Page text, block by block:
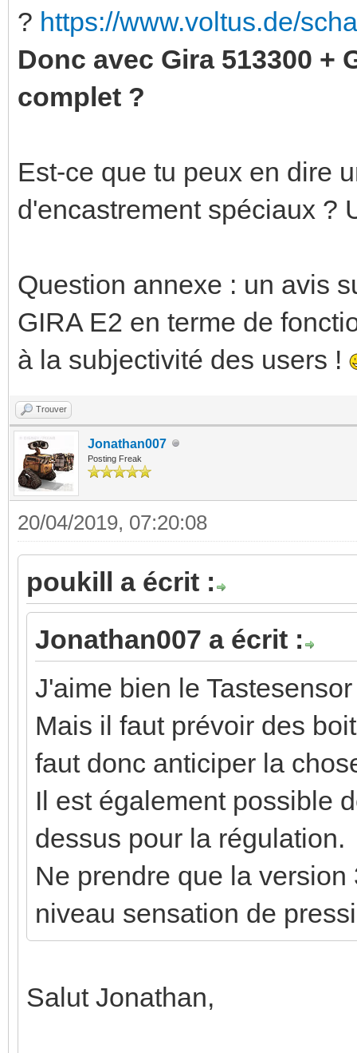
? https://www.voltus.de/
Donc avec Gira 513300 +
complet ?
Est-ce que tu peux en dire
d'encastrement spéciaux ?
Question annexe : un avis
GIRA E2 en terme de
à la subjectivité des users !
Trouver
Jonathan007
Posting Freak
20/04/2019, 07:20:08
poukill a écrit :
Jonathan007 a écrit :
J'aime bien le
Mais il faut prévoir des
faut donc anticiper la
Il est également possible
dessus pour la régulation.
Ne prendre que la
niveau sensation de
Salut Jonathan,